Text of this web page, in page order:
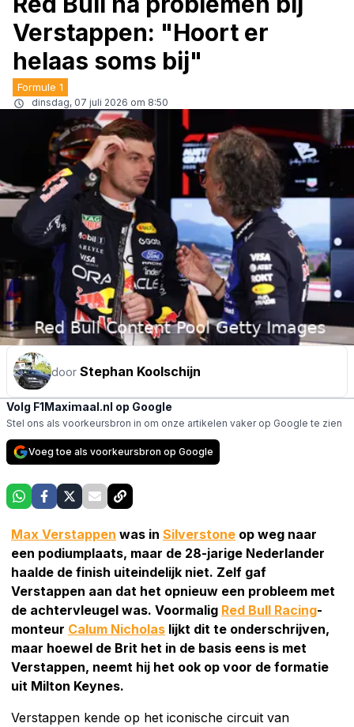
Verstappen: "Hoort er
helaas soms bij"
Formule 1
dinsdag, 07 juli 2026 om 8:50
door Stephan Koolschijn
Volg F1Maximaal.nl op Google
Stel ons als voorkeursbron in om onze artikelen vaker op Google te zien
Voeg toe als voorkeursbron op Google
Max Verstappen was in Silverstone op weg naar
een podiumplaats, maar de 28-jarige Nederlander
haalde de finish uiteindelijk niet. Zelf gaf
Verstappen aan dat het opnieuw een probleem met
de achtervleugel was. Voormalig Red Bull Racing-
monteur Calum Nicholas lijkt dit te onderschrijven,
maar hoewel de Brit het in de basis eens is met
Verstappen, neemt hij het ook op voor de formatie
uit Milton Keynes.
Verstappen kende op het iconische circuit van